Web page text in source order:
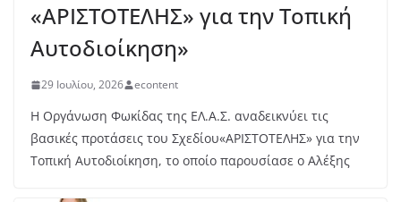
«ΑΡΙΣΤΟΤΕΛΗΣ» για την Τοπική
Αυτοδιοίκηση»
29 Ιουλίου, 2026 econtent
Η Οργάνωση Φωκίδας της ΕΛ.Α.Σ. αναδεικνύει τις
βασικές προτάσεις του Σχεδίου«ΑΡΙΣΤΟΤΕΛΗΣ» για την
Τοπική Αυτοδιοίκηση, το οποίο παρουσίασε ο Αλέξης